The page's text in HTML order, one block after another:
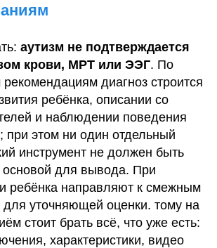
аутизм не подтверждается
крови, МРТ или ЭЭГ. По
диагноз строится
ребёнка, описании со
и наблюдении поведения
при этом ни один отдельный
инструмент не должен быть
основой для вывода. При
ребёнка направляют к смежным
для уточняющей оценки. тому на
стоит брать всё, что уже есть:
характеристики, видео